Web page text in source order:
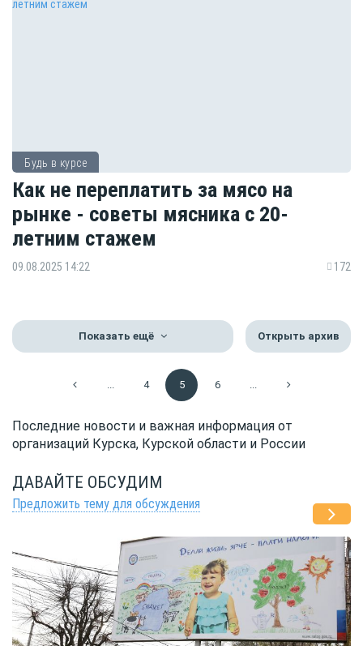
Будь в курсе
Как не переплатить за мясо на
рынке - советы мясника с 20-
летним стажем
09.08.2025 14:22 172
Показать ещё Открыть архив
4 5 6
Последние новости и важная информация от
организаций Курска, Курской области и России
ДАВАЙТЕ ОБСУДИМ
Предложить тему для обсуждения